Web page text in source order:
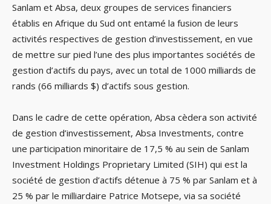
Sanlam et Absa, deux groupes de services financiers
établis en Afrique du Sud ont entamé la fusion de leurs
activités respectives de gestion d’investissement, en vue
de mettre sur pied l’une des plus importantes sociétés de
gestion d’actifs du pays, avec un total de 1000 milliards de
rands (66 milliards $) d’actifs sous gestion.
Dans le cadre de cette opération, Absa cèdera son activité
de gestion d’investissement, Absa Investments, contre
une participation minoritaire de 17,5 % au sein de Sanlam
Investment Holdings Proprietary Limited (SIH) qui est la
société de gestion d’actifs détenue à 75 % par Sanlam et à
25 % par le milliardaire Patrice Motsepe, via sa société